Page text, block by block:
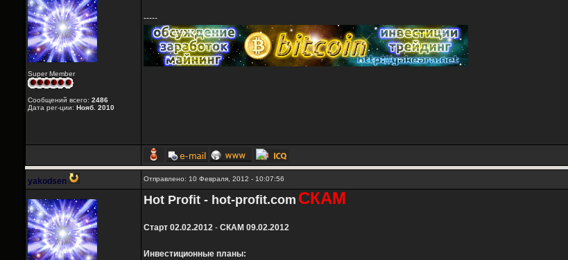
Super Member
Сообщений всего: 2486
Дата рег-ции: Нояб. 2010
-----
yakodsen Отправлено: 10 Февраля, 2012 - 10:07:56
Hot Profit - hot-profit.com СКАМ
Старт 02.02.2012 - СКАМ 09.02.2012
Инвестиционные планы: